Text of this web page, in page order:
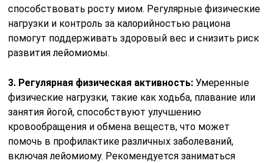
способствовать росту миом. Регулярные физические
нагрузки и контроль за калорийностью рациона
помогут поддерживать здоровый вес и снизить риск
развития лейомиомы.
3. Регулярная физическая активность: Умеренные
физические нагрузки, такие как ходьба, плавание или
занятия йогой, способствуют улучшению
кровообращения и обмена веществ, что может
помочь в профилактике различных заболеваний,
включая лейомиому. Рекомендуется заниматься